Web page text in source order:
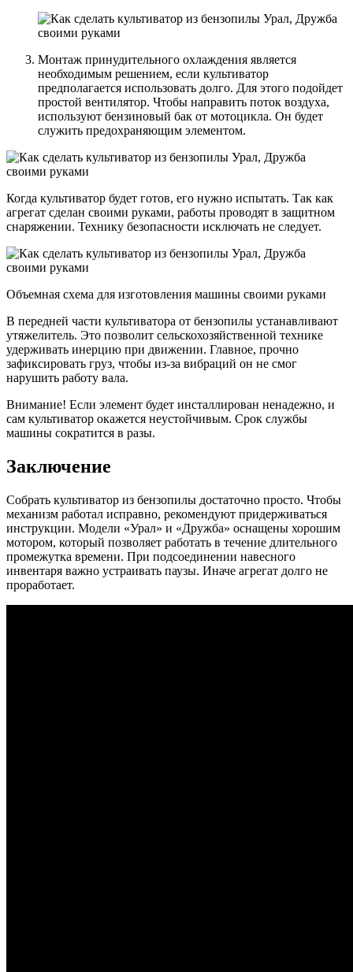
Монтаж принудительного охлаждения является
необходимым решением, если культиватор
предполагается использовать долго. Для этого подойдет
простой вентилятор. Чтобы направить поток воздуха,
используют бензиновый бак от мотоцикла. Он будет
служить предохраняющим элементом.
Когда культиватор будет готов, его нужно испытать. Так как
агрегат сделан своими руками, работы проводят в защитном
снаряжении. Технику безопасности исключать не следует.
Объемная схема для изготовления машины своими руками
В передней части культиватора от бензопилы устанавливают
утяжелитель. Это позволит сельскохозяйственной технике
удерживать инерцию при движении. Главное, прочно
зафиксировать груз, чтобы из-за вибраций он не смог
нарушить работу вала.
Внимание! Если элемент будет инсталлирован ненадежно, и
сам культиватор окажется неустойчивым. Срок службы
машины сократится в разы.
Заключение
Собрать культиватор из бензопилы достаточно просто. Чтобы
механизм работал исправно, рекомендуют придерживаться
инструкции. Модели «Урал» и «Дружба» оснащены хорошим
мотором, который позволяет работать в течение длительного
промежутка времени. При подсоединении навесного
инвентаря важно устраивать паузы. Иначе агрегат долго не
проработает.